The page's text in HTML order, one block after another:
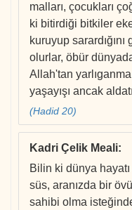
malları, çocukları
ki bitirdiği bitkiler
kuruyup
olurlar, öbür
Allah'tan
yaşayışı ancak
(Hadid 20)
Kadri Çelik Meali:
Bilin ki dünya
süs, aranızda bir
sahibi olma